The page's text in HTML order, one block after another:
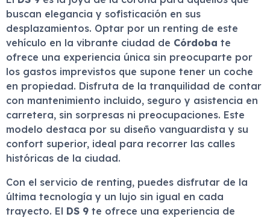
buscan elegancia y sofisticación en sus
desplazamientos. Optar por un renting de este
vehículo en la vibrante ciudad de Córdoba te
ofrece una experiencia única sin preocuparte por
los gastos imprevistos que supone tener un coche
en propiedad. Disfruta de la tranquilidad de contar
con mantenimiento incluido, seguro y asistencia en
carretera, sin sorpresas ni preocupaciones. Este
modelo destaca por su diseño vanguardista y su
confort superior, ideal para recorrer las calles
históricas de la ciudad.
Con el servicio de renting, puedes disfrutar de la
última tecnología y un lujo sin igual en cada
trayecto. El DS 9 te ofrece una experiencia de